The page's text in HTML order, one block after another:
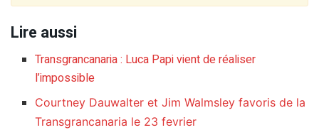
Lire aussi
Transgrancanaria : Luca Papi vient de réaliser
l’impossible
Courtney Dauwalter et Jim Walmsley favoris de la
Transgrancanaria le 23 fevrier